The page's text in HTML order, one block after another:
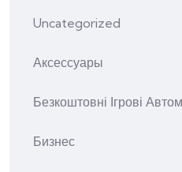
Uncategorized
Аксессуары
Безкоштовні Ігрові
Бизнес